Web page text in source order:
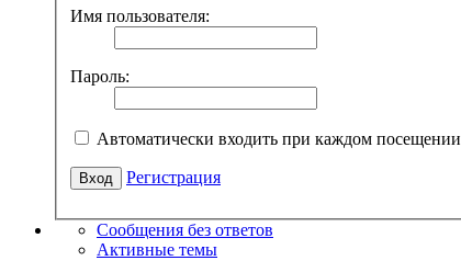
Имя пользователя:
Пароль:
Автоматически входить при каждом посещении
Регистрация
Сообщения без ответов
Активные темы